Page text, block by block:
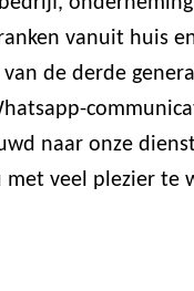
vanuit huis
de derde
naar onze
met veel plezier te